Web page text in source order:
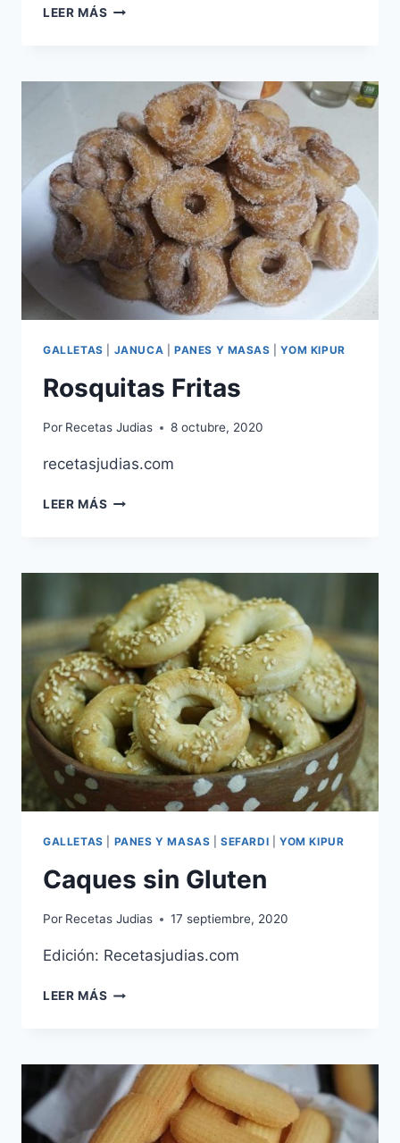
LEER MÁS CUERNOS
GALLETAS JANUCA PANES Y MASAS |YOM KIPUR
Rosquitas Fritas
Por Recetas Judias 8 octubre, 2020
recetasjudias.com
LEER MÁS ROSQUITAS
GALLETAS PANES Y MASAS |SEFARDI |YOM KIPUR
Caques sin Gluten
Por Recetas Judias 17 septiembre, 2020
Edición: Recetasjudias.com
LEER MÁS CAQUES